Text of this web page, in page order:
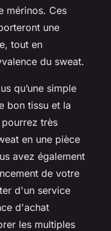
mérinos. Ces
une
tout en
du sweat.
qu’une simple
bon tissu et la
très
en une pièce
avez également
de votre
d'un service
d'achat
les multiples